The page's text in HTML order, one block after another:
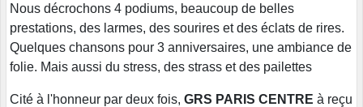
Nous décrochons 4 podiums, beaucoup de belles
prestations, des larmes, des sourires et des éclats de rires.
Quelques chansons pour 3 anniversaires, une ambiance de
folie. Mais aussi du stress, des strass et des pailettes
Cité à l'honneur par deux fois, GRS PARIS CENTRE à reçu